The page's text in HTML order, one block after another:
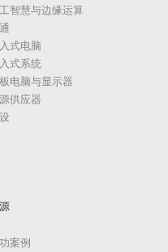
智慧与边缘运算
式电脑
式系统
电脑与显示器
供应器
案例